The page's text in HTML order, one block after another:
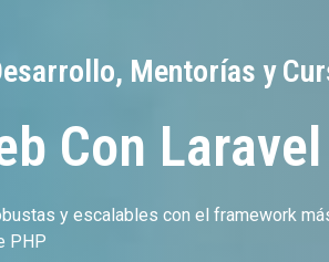
Mentorías y
Con Laravel
y escalables con el framework
PHP